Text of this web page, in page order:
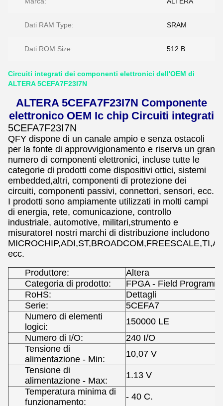
Dati RAM Type: SRAM
Dati ROM Size: 512 B
Circuiti integrati dei componenti elettronici dell'OEM di
ALTERA 5CEFA7F23I7N
ALTERA 5CEFA7F23I7N Componente
elettronico OEM Ic chip Circuiti integrati
5CEFA7F23I7N
QFY dispone di un canale ampio e senza ostacoli
per la fonte di approvvigionamento e riserva un gran
numero di componenti elettronici, incluse tutte le
categorie di prodotti come dispositivi ottici, sistemi
embedded,altri, componenti di protezione dei
circuiti, componenti passivi, connettori, sensori, ecc.
I prodotti sono ampiamente utilizzati in molti campi
di energia, rete, comunicazione, controllo
industriale, automotive, militari,strumento e
misuratoreI nostri marchi di distribuzione includono
ecc.
Produttore:
Altera
Categoria di prodotto:
FPGA - Field
RoHS:
Dettagli
Serie:
5CEFA7
Numero di elementi
logici:
150000 LE
Numero di I/O:
240 I/O
Tensione di
alimentazione - Min:
10,07 V
Tensione di
alimentazione - Max:
1.13 V
Temperatura minima di
funzionamento:
- 40 C.